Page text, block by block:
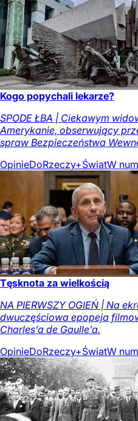
Kogo popychali lekarze?
SPODE ŁBA | Ciekawym
Amerykanie, obserwujący
spraw Bezpieczeństwa
OpinieDoRzeczy+ŚwiatW
Tęsknota za wielkością
NA PIERWSZY OGIEŃ | Na
dwuczęściowa epopeja
Charles’a de Gaulle’a.
OpinieDoRzeczy+ŚwiatW